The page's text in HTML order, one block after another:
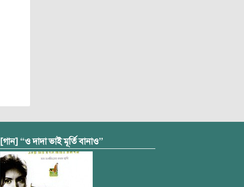
[গান] “ও দাদা ভাই মূর্তি বানাও”